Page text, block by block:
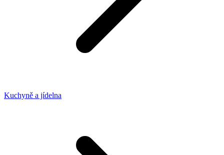
Kuchyně a jídelna